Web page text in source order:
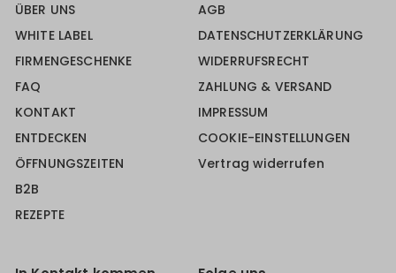
ÜBER UNS
WHITE LABEL
FIRMENGESCHENKE
FAQ
KONTAKT
ENTDECKEN
ÖFFNUNGSZEITEN
B2B
REZEPTE
AGB
DATENSCHUTZERKLÄRUNG
WIDERRUFSRECHT
ZAHLUNG & VERSAND
IMPRESSUM
COOKIE-EINSTELLUNGEN
Vertrag widerrufen